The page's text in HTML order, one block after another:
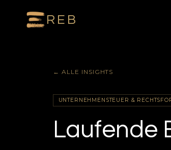
REB
← ALLE INSIGHTS
UNTERNEHMENSTEUER &
Laufende